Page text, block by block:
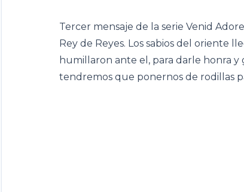
Tercer mensaje de la serie Venid
Rey de Reyes. Los sabios del oriente
humillaron ante el, para darle honra y
tendremos que ponernos de rodillas